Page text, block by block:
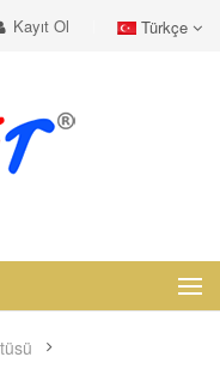
Kayıt Ol Türkçe